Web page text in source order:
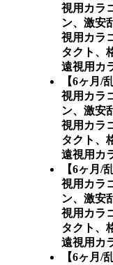
視用カラ
ン、激安
視用カラ
タクト、
遠視用カ
【6ヶ月/
視用カラ
ン、激安
視用カラ
タクト、
遠視用カ
【6ヶ月/
視用カラ
ン、激安
視用カラ
タクト、
遠視用カ
【6ヶ月/